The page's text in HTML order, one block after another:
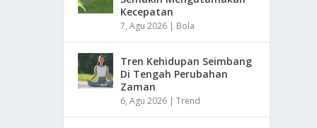
Kecepatan
7, Agu 2026 | Bola
Tren Kehidupan Seimbang
Di Tengah Perubahan
Zaman
6, Agu 2026 |Trend